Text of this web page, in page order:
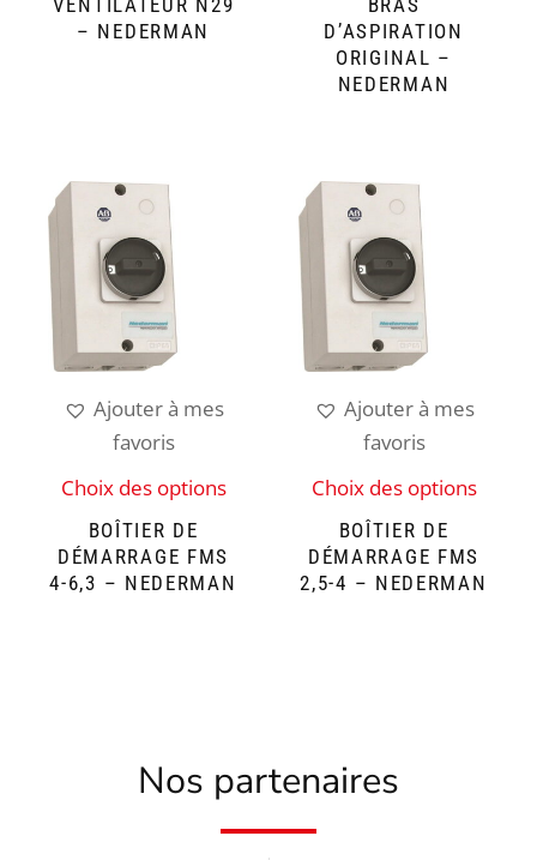
VENTILATEUR N29
– NEDERMAN
BRAS
D’ASPIRATION
ORIGINAL –
NEDERMAN
Ajouter à mes
favoris
Choix des options
BOÎTIER DE
DÉMARRAGE FMS
4-6,3 – NEDERMAN
Ajouter à mes
favoris
Choix des options
BOÎTIER DE
DÉMARRAGE FMS
2,5-4 – NEDERMAN
Nos partenaires